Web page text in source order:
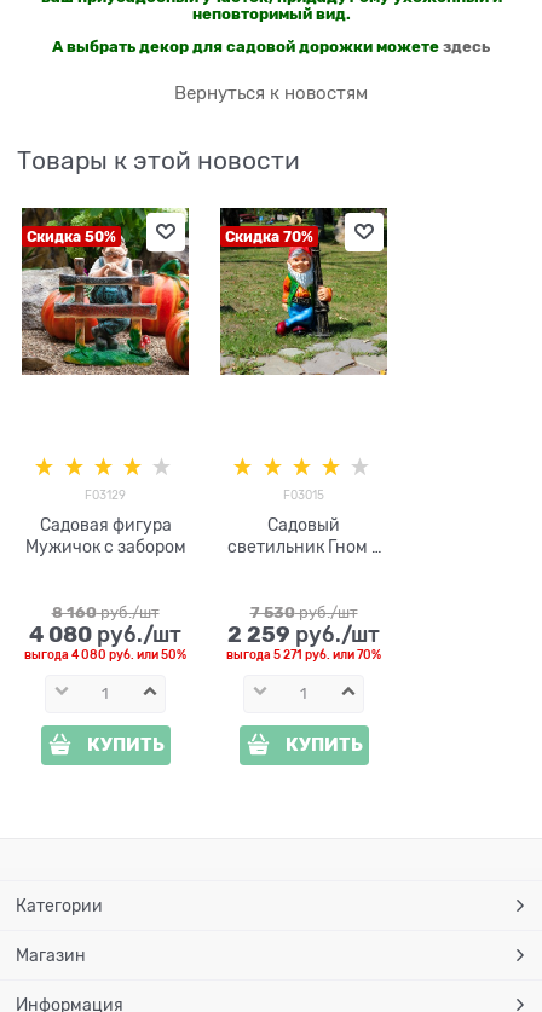
неповторимый вид.
А выбрать декор для садовой дорожки можете здесь
Вернуться к новостям
Товары к этой новости
Скидка 50%
F03129
Садовая фигура
Мужичок с забором
8 160 руб./шт
4 080 руб./шт
выгода 4 080 руб. или50%
КУПИТЬ
Скидка 70%
F03015
Садовый
светильник Гном с
75 см
7 530 руб./шт
2 259 руб./шт
выгода 5 271 руб. или70%
КУПИТЬ
Категории
Магазин
Информация